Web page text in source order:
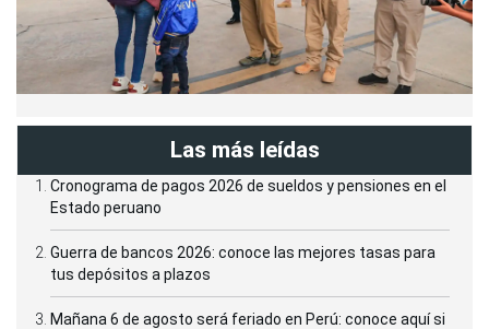
Las más leídas
Cronograma de pagos 2026 de sueldos y pensiones en el
Estado peruano
Guerra de bancos 2026: conoce las mejores tasas para
tus depósitos a plazos
Mañana 6 de agosto será feriado en Perú: conoce aquí si